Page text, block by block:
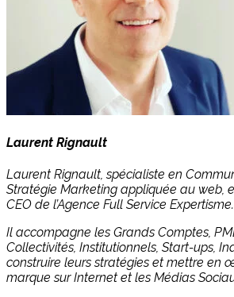
Laurent Rignault
Laurent Rignault, spécialiste en
Stratégie Marketing appliquée au web,
CEO de l’Agence Full Service Expertisme.
Il accompagne les Grands Comptes,
Collectivités, Institutionnels, Start-ups,
construire leurs stratégies et mettre en
marque sur Internet et les Médias